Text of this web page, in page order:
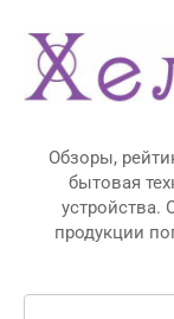
контенту
Обзоры,
бытовая
устройства.
продукции
Поиск: